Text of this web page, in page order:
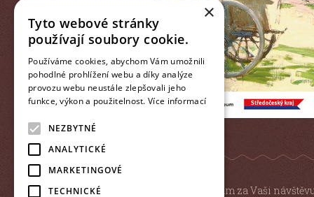
Děkujeme Vám za Vaši
×
Tyto webové stránky
používají soubory cookie.
Používáme cookies, abychom Vám umožnili
pohodlné prohlížení webu a díky analýze
provozu webu neustále zlepšovali jeho
funkce, výkon a použitelnost.Více informací
NEZBYTNÉ
ANALYTICKÉ
MARKETINGOVÉ
TECHNICKÉ